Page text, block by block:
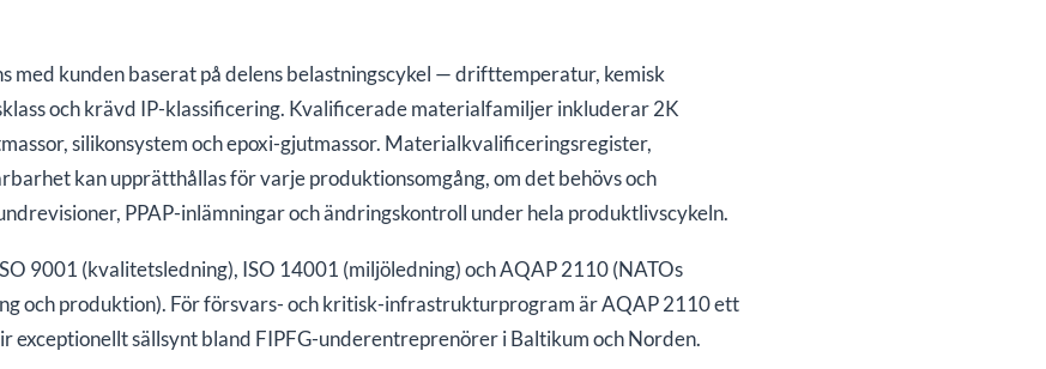
med kunden baserat på delens belastningscykel — drifttemperatur, kemisk
och krävd IP-klassificering. Kvalificerade materialfamiljer inkluderar 2K
silikonsystem och epoxi-gjutmassor. Materialkvalificeringsregister,
kan upprätthållas för varje produktionsomgång, om det behövs och
PPAP-inlämningar och ändringskontroll under hela produktlivscykeln.
9001 (kvalitetsledning), ISO 14001 (miljöledning) och AQAP 2110 (NATOs
och produktion). För försvars- och kritisk-infrastrukturprogram är AQAP 2110 ett
sällsynt bland FIPFG-underentreprenörer i Baltikum och Norden.
Skicka förfrågan